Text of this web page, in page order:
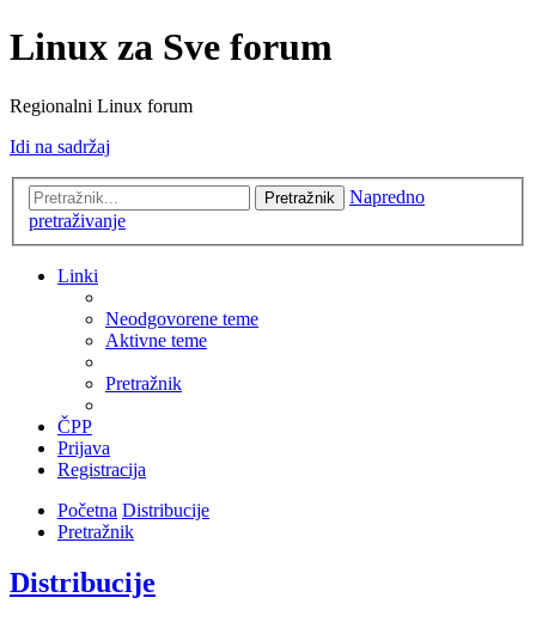
Linux za Sve forum
Regionalni Linux forum
Idi na sadržaj
Pretražnik
Napredno
pretraživanje
Linki
Neodgovorene teme
Aktivne teme
Pretražnik
ČPP
Prijava
Registracija
Početna Distribucije
Pretražnik
Distribucije